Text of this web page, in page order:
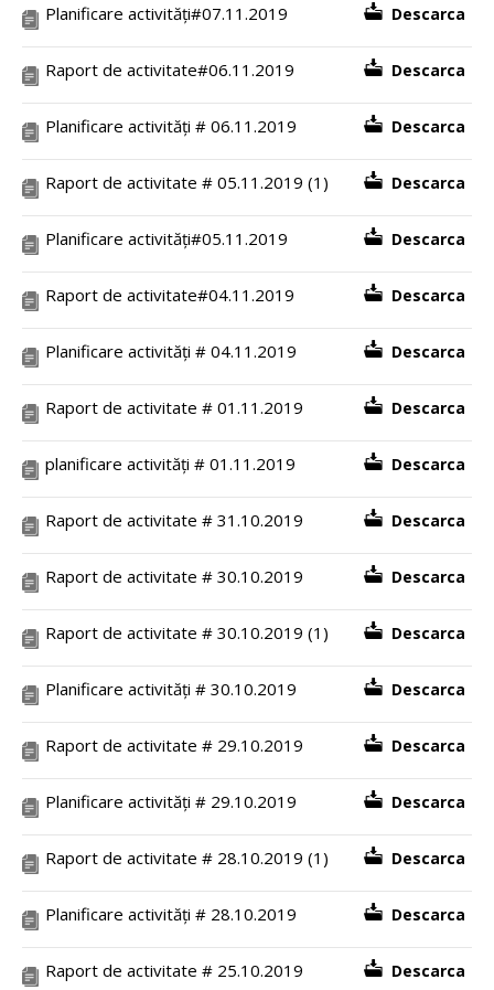
Planificare activități#07.11.2019 Descarca
Raport de activitate#06.11.2019 Descarca
Planificare activități # 06.11.2019 Descarca
Raport de activitate # 05.11.2019 (1) Descarca
Planificare activități#05.11.2019 Descarca
Raport de activitate#04.11.2019 Descarca
Planificare activități # 04.11.2019 Descarca
Raport de activitate # 01.11.2019 Descarca
planificare activități # 01.11.2019 Descarca
Raport de activitate # 31.10.2019 Descarca
Raport de activitate # 30.10.2019 Descarca
Raport de activitate # 30.10.2019 (1) Descarca
Planificare activități # 30.10.2019 Descarca
Raport de activitate # 29.10.2019 Descarca
Planificare activități # 29.10.2019 Descarca
Raport de activitate # 28.10.2019 (1) Descarca
Planificare activități # 28.10.2019 Descarca
Raport de activitate # 25.10.2019 Descarca